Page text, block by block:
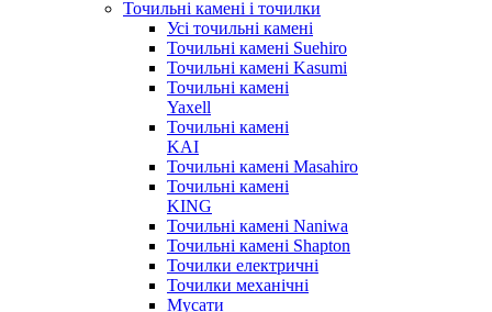
Точильні камені і точилки
Усі точильні камені
Точильні камені Suehiro
Точильні камені Kasumi
Точильні камені
Yaxell
Точильні камені
KAI
Точильні камені Masahiro
Точильні камені
KING
Точильні камені Naniwa
Точильні камені Shapton
Точилки електричні
Точилки механічні
Мусати